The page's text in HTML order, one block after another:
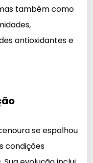
também como
antioxidantes e
se espalhou
condições